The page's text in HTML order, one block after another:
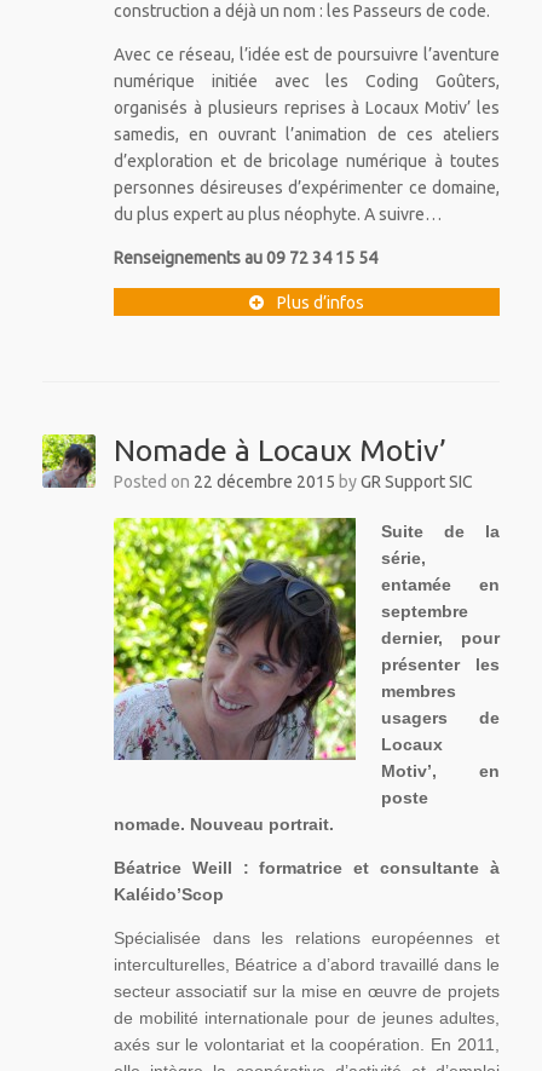
construction a déjà un nom : les Passeurs de code.
Avec ce réseau, l’idée est de poursuivre l’aventure
numérique initiée avec les Coding Goûters,
organisés à plusieurs reprises à Locaux Motiv’ les
samedis, en ouvrant l’animation de ces ateliers
d’exploration et de bricolage numérique à toutes
personnes désireuses d’expérimenter ce domaine,
du plus expert au plus néophyte. A suivre…
Renseignements au 09 72 34 15 54
Plus d’infos
Nomade à Locaux Motiv’
Posted on 22 décembre 2015 byGR Support SIC
Suite de la
série,
entamée en
septembre
dernier, pour
présenter les
membres
usagers de
Locaux
Motiv’, en
poste
nomade. Nouveau portrait.
Béatrice Weill : formatrice et consultante à
Kaléido’Scop
Spécialisée dans les relations européennes et
interculturelles, Béatrice a d’abord travaillé dans le
secteur associatif sur la mise en œuvre de projets
de mobilité internationale pour de jeunes adultes,
axés sur le volontariat et la coopération. En 2011,